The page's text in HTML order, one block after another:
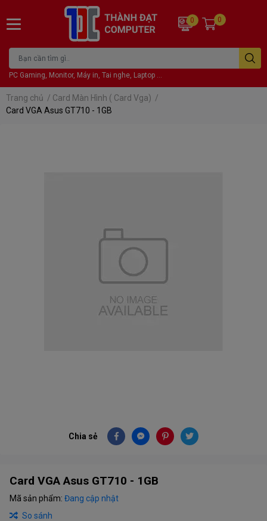
PC Gaming, Monitor, Máy in, Tai nghe, Laptop ...
0 0
Trang chủ / Card Màn Hình ( Card Vga) /
Card VGA Asus GT710 - 1GB
Chia sẻ
Card VGA Asus GT710 - 1GB
Mã sản phẩm: Đang cập nhật
So sánh